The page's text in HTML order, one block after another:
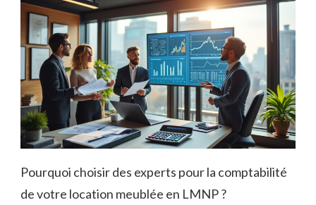
Pourquoi choisir des experts pour la comptabilité
de votre location meublée en LMNP ?